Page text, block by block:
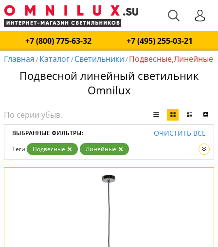
+7 (800) 775-63-32
+7 (495) 255-03-21
Главная / Каталог/ Светильники / Подвесные,Линейные
Подвесной линейный светильник
Omnilux
ВЫБРАННЫЕ ФИЛЬТРЫ: ОЧИСТИТЬ ВСЕ
Теги: Подвесные
Линейные
Вид:
Светильники